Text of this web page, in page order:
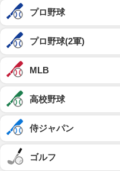
プロ野球
プロ野球(2軍)
MLB
高校野球
侍ジャパン
ゴルフ